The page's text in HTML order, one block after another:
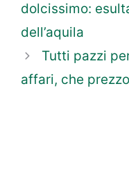
dolcissimo:
dell’aquila
Tutti pazzi
affari, che